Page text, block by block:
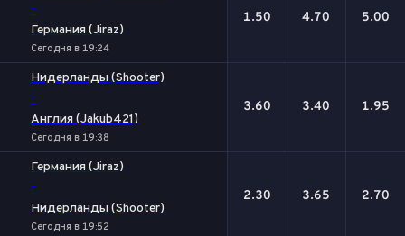
-
Германия (Jiraz)
Сегодня в 19:24
1.50 4.70 5.00
Нидерланды (Shooter)
-
Англия (Jakub421)
Сегодня в 19:38
3.60 3.40 1.95
Германия (Jiraz)
-
Нидерланды (Shooter)
Сегодня в 19:52
2.30 3.65 2.70